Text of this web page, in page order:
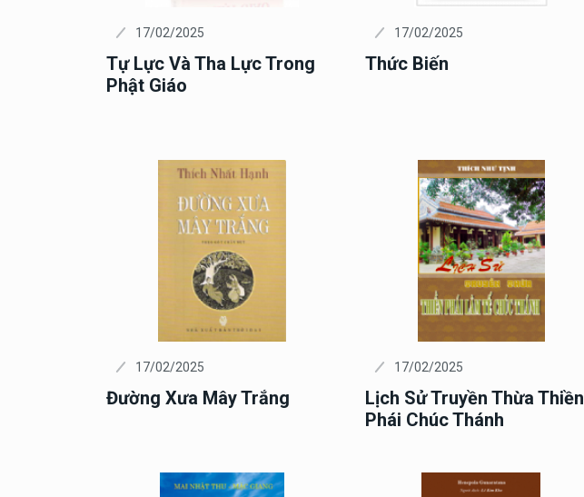
17/02/2025
Tự Lực Và Tha Lực Trong
Phật Giáo
17/02/2025
Thức Biến
17/02/2025
Đường Xưa Mây Trắng
17/02/2025
Lịch Sử Truyền Thừa Thiền
Phái Chúc Thánh